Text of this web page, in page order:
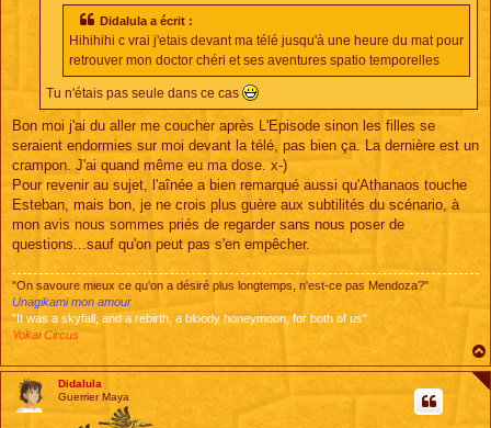
Didalula a écrit :
Hihihihi c vrai j'etais devant ma télé jusqu'à une heure du mat pour
retrouver mon doctor chéri et ses aventures spatio temporelles
Tu n'étais pas seule dans ce cas
Bon moi j'ai du aller me coucher après L'Episode sinon les filles se
seraient endormies sur moi devant la télé, pas bien ça. La dernière est un
crampon. J'ai quand même eu ma dose. x-)
Pour revenir au sujet, l'aînée a bien remarqué aussi qu'Athanaos touche
Esteban, mais bon, je ne crois plus guère aux subtilités du scénario, à
mon avis nous sommes priés de regarder sans nous poser de
questions...sauf qu'on peut pas s'en empêcher.
"On savoure mieux ce qu'on a désiré plus longtemps, n'est-ce pas Mendoza?"
Unagikami mon amour
"It was a skyfall, and a rebirth, a bloody honeymoon, for both of us"
Yokai Circus
Didalula
Guerrier Maya